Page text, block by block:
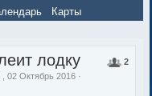
Карты
2
лодку
, 02 Октябрь 2016 ·